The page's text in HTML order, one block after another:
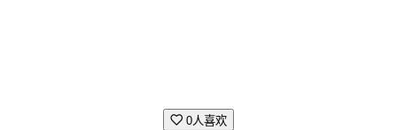
0人喜欢